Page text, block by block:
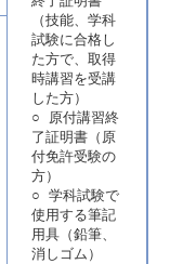
（技能、学科
試験に合格し
た方で、取得
時講習を受講
した方）
○ 原付講習終
了証明書（原
付免許受験の
方）
○ 学科試験で
使用する筆記
用具（鉛筆、
消しゴム）